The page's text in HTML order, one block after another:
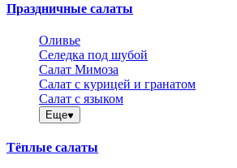
Праздничные салаты
Оливье
Селедка под шубой
Салат Мимоза
Салат с курицей и гранатом
Салат с языком
Еще
Тёплые салаты